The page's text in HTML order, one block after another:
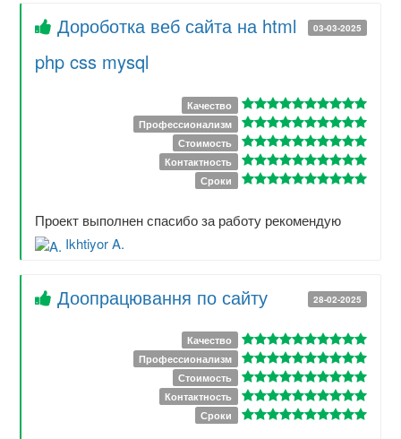
03-03-2025
Дороботка веб сайта на html
php css mysql
Качество
Профессионализм
Стоимость
Контактность
Сроки
Проект выполнен спасибо за работу рекомендую
Ikhtiyor A.
28-02-2025
Доопрацювання по сайту
Качество
Профессионализм
Стоимость
Контактность
Сроки